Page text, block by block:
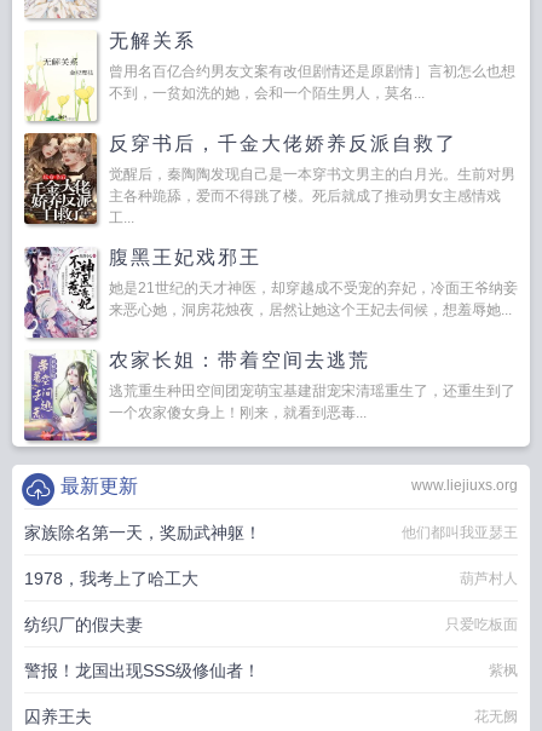
无解关系
曾用名百亿合约男友文案有改但剧情还是原剧情］言初怎么也想
不到，一贫如洗的她，会和一个陌生男人，莫名...
反穿书后，千金大佬娇养反派自救了
觉醒后，秦陶陶发现自己是一本穿书文男主的白月光。生前对男
主各种跪舔，爱而不得跳了楼。死后就成了推动男女主感情戏
工...
腹黑王妃戏邪王
她是21世纪的天才神医，却穿越成不受宠的弃妃，冷面王爷纳妾
来恶心她，洞房花烛夜，居然让她这个王妃去伺候，想羞辱她...
农家长姐：带着空间去逃荒
逃荒重生种田空间团宠萌宝基建甜宠宋清瑶重生了，还重生到了
一个农家傻女身上！刚来，就看到恶毒...
www.liejiuxs.org
最新更新
家族除名第一天，奖励武神躯！ 他们都叫我亚瑟王
1978，我考上了哈工大 葫芦村人
纺织厂的假夫妻 只爱吃板面
警报！龙国出现SSS级修仙者！ 紫枫
囚养王夫 花无阙